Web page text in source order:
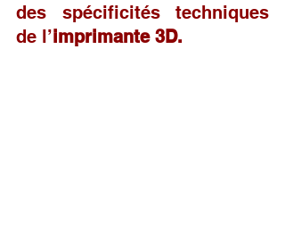
des spécificités techniques
de l’imprimante 3D.